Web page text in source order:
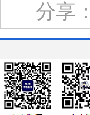
分享：